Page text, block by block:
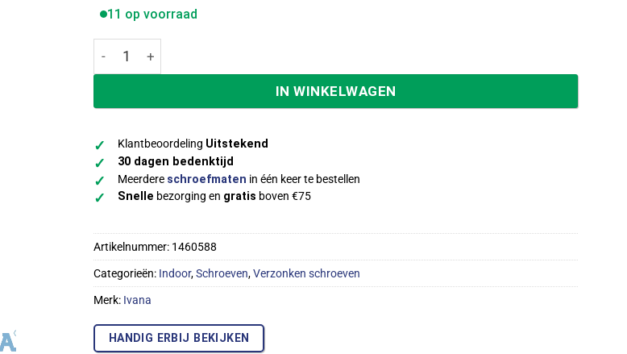
11 op voorraad
Ivana schroeven pozidriv pz-2 platkop 4,0x70/42 indoor verzinkt inhoud 200 stuks
IN WINKELWAGEN
✓ Klantbeoordeling Uitstekend
✓ 30 dagen bedenktijd
✓ Meerdere schroefmaten in één keer te bestellen
✓ Snelle bezorging en gratis boven €75
Artikelnummer: 1460588
Categorieën: Indoor,Schroeven,Verzonken schroeven
Merk: Ivana
HANDIG ERBIJ BEKIJKEN